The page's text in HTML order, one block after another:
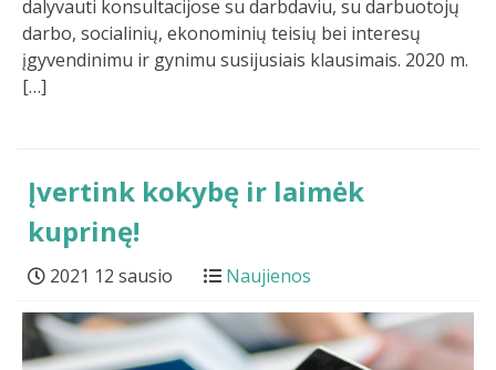
dalyvauti konsultacijose su darbdaviu, su darbuotojų
darbo, socialinių, ekonominių teisių bei interesų
įgyvendinimu ir gynimu susijusiais klausimais. 2020 m.
[…]
Įvertink kokybę ir laimėk
kuprinę!
2021 12 sausio Naujienos